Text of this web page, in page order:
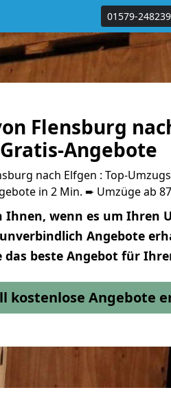
01579-
Flensburg
Angebote
nach Elfgen : Top-
in 2 Min. ➨ Umzüge ab
Ihnen, wenn es um Ihren
Angebote
das beste Angebot für
kostenlose Angebote